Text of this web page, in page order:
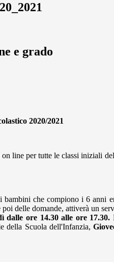
e grado
2020/2021
line per tutte le classi iniziali
che compiono i 6 anni
delle domande, attiverà un
ore 14.30 alle ore 17.30.
della Scuola dell'Infanzia,